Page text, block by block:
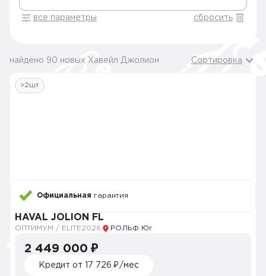
все параметры сбросить
найдено 90 новых Хавейл Джолион Сортировка
>2шт
Официальная гарантия
HAVAL JOLION FL
ОПТИМУМ / ELITE2026 РОЛЬФ Юг
2 449 000 ₽
Кредит от 17 726 ₽/мес